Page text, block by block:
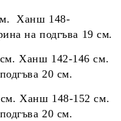
Ханш 148-
на подгъва 19 см.
142-146 см.
20 см.
148-152 см.
20 см.